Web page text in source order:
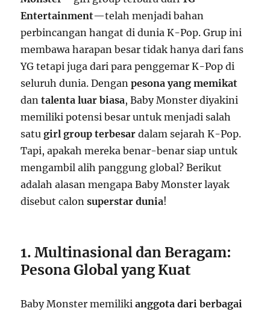
Entertainment—telah menjadi bahan
perbincangan hangat di dunia K-Pop. Grup ini
membawa harapan besar tidak hanya dari fans
YG tetapi juga dari para penggemar K-Pop di
seluruh dunia. Denganpesona yang memikat
dantalenta luar biasa, Baby Monster diyakini
memiliki potensi besar untuk menjadi salah
satugirl group terbesar dalam sejarah K-Pop.
Tapi, apakah mereka benar-benar siap untuk
mengambil alih panggung global? Berikut
adalah alasan mengapa Baby Monster layak
disebut calonsuperstar dunia!
1. Multinasional dan Beragam:
Pesona Global yang Kuat
Baby Monster memilikianggota dari berbagai